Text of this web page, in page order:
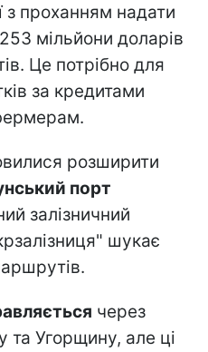
з проханням надати
мільйони доларів
Це потрібно для
за кредитами
розширити
порт
залізничний
шукає
через
та Угорщину, але ці